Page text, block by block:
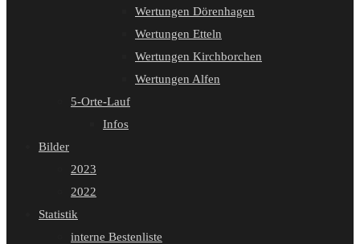
Wertungen Dörenhagen
Wertungen Etteln
Wertungen Kirchborchen
Wertungen Alfen
5-Orte-Lauf
Infos
Bilder
2023
2022
Statistik
interne Bestenliste